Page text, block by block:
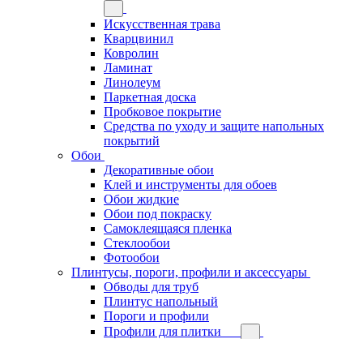
Искусственная трава
Кварцвинил
Ковролин
Ламинат
Линолеум
Паркетная доска
Пробковое покрытие
Средства по уходу и защите напольных
покрытий
Обои
Декоративные обои
Клей и инструменты для обоев
Обои жидкие
Обои под покраску
Самоклеящаяся пленка
Стеклообои
Фотообои
Плинтусы, пороги, профили и аксессуары
Обводы для труб
Плинтус напольный
Пороги и профили
Профили для плитки